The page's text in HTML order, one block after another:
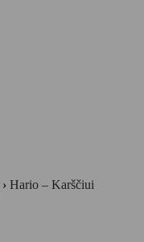
› Hario – Karščiui